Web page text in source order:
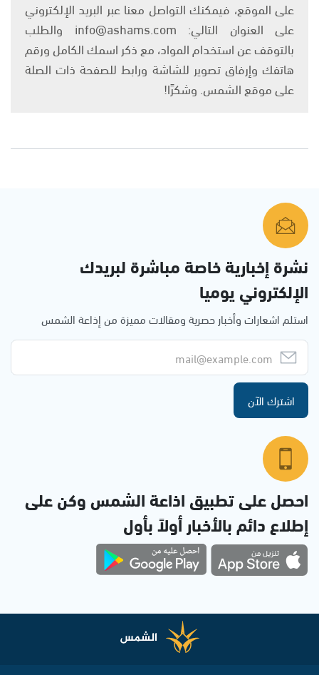
على الموقع، فيمكنك التواصل معنا عبر البريد الإلكتروني
على العنوان التالي: info@ashams.com والطلب
بالتوقف عن استخدام المواد، مع ذكر اسمك الكامل ورقم
هاتفك وإرفاق تصوير للشاشة ورابط للصفحة ذات الصلة
على موقع الشمس. وشكرًا!
نشرة إخبارية خاصة مباشرة لبريدك
الإلكتروني يوميا
استلم اشعارات وأخبار حصرية ومقالات مميزة من إذاعة الشمس
اشترك الآن
احصل على تطبيق اذاعة الشمس وكن على
إطلاع دائم بالأخبار أولاً بأول